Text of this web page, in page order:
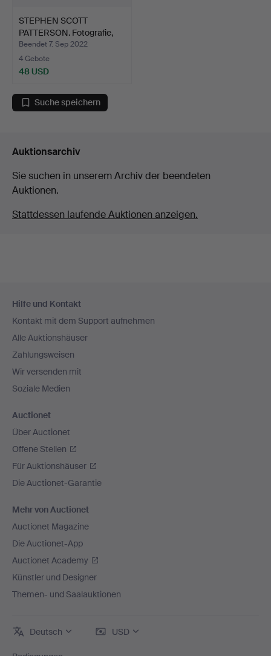
STEPHEN SCOTT
PATTERSON. Fotografie,
signi…
Beendet 7. Sep 2022
4 Gebote
48 USD
Suche speichern
Auktionsarchiv
Sie suchen in unserem Archiv der beendeten
Auktionen.
Stattdessen laufende Auktionen anzeigen.
Navigation
Hilfe und Kontakt
Kontakt mit dem Support aufnehmen
Alle Auktionshäuser
Zahlungsweisen
Wir versenden mit
Soziale Medien
Auctionet
Über Auctionet
Offene Stellen
Für Auktionshäuser
Die Auctionet-Garantie
Mehr von Auctionet
Auctionet Magazine
Die Auctionet-App
Auctionet Academy
Künstler und Designer
Themen- und Saalauktionen
Deutsch USD